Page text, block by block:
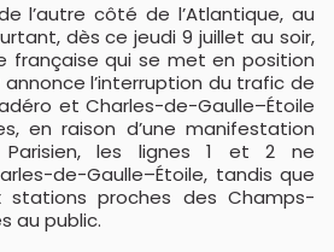
dès ce jeudi 9 juillet au soir,
française qui se met en position
annonce l’interruption du trafic de
et Charles-de-Gaulle–Étoile
en raison d’une manifestation
Parisien, les lignes 1 et 2 ne
de-Gaulle–Étoile, tandis que
stations proches des Champs-
au public.